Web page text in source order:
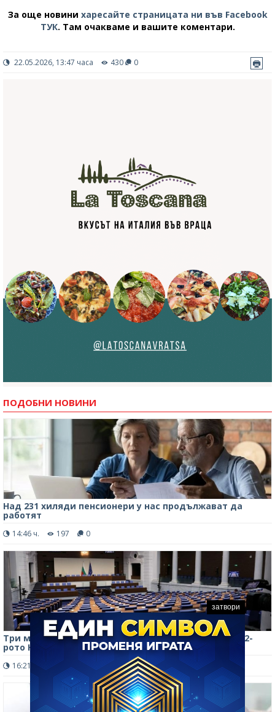
За още новини харесайте страницата ни във Facebook
ТУК. Там очакваме и вашите коментари.
22.05.2026, 13:47 часа 430 0
ПОДОБНИ НОВИНИ
Над 231 хиляди пенсионери у нас продължават да
работят
14:46 ч. 197 0
Три месеца работа в числа: Вижте какво свърши 52-
рото Народно събрание
16:21 ч. 308 0
затвори